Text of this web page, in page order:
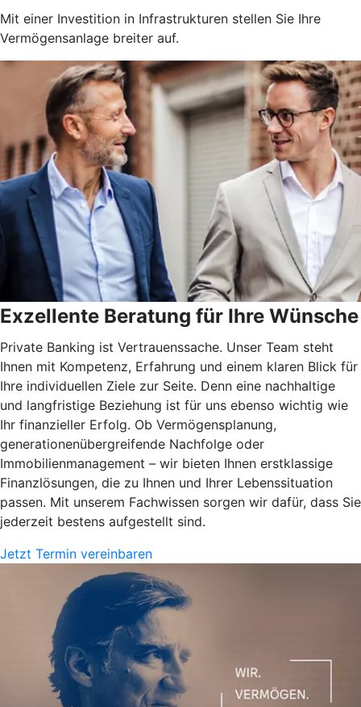
Mit einer Investition in Infrastrukturen stellen Sie Ihre
Vermögensanlage breiter auf.
Exzellente Beratung für Ihre Wünsche
Private Banking ist Vertrauenssache. Unser Team steht
Ihnen mit Kompetenz, Erfahrung und einem klaren Blick für
Ihre individuellen Ziele zur Seite. Denn eine nachhaltige
und langfristige Beziehung ist für uns ebenso wichtig wie
Ihr finanzieller Erfolg. Ob Vermögensplanung,
generationenübergreifende Nachfolge oder
Immobilienmanagement – wir bieten Ihnen erstklassige
Finanzlösungen, die zu Ihnen und Ihrer Lebenssituation
passen. Mit unserem Fachwissen sorgen wir dafür, dass Sie
jederzeit bestens aufgestellt sind.
Jetzt Termin vereinbaren